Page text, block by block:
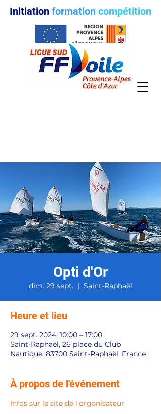
Initiation formation compétition
Opti d'Or
dim. 29 sept.
  |
Saint-Raphaël
Heure et lieu
29 sept. 2024, 10:00 – 17:00
Saint-Raphaël, 26 place du Club
Nautique, 83700 Saint-Raphaël, France
À propos de l'événement
Infos sur le site de l'organisateur